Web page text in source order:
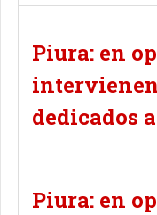
Piura: en
dedicados
Piura: en